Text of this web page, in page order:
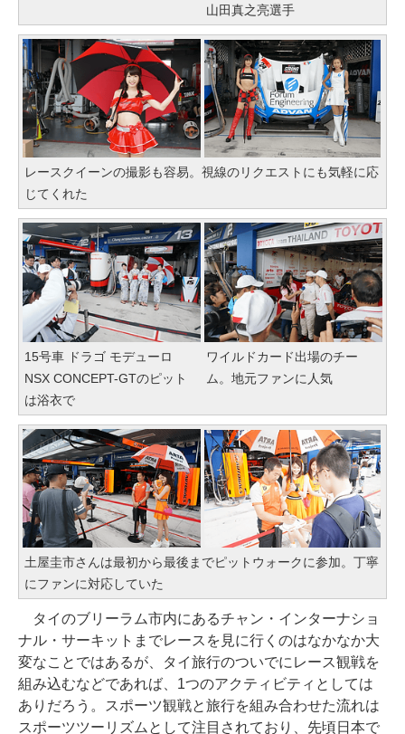
山田真之亮選手
レースクイーンの撮影も容易。視線のリクエストにも気軽に応
じてくれた
15号車 ドラゴ モデューロ
NSX CONCEPT-GTのピット
は浴衣で
ワイルドカード出場のチー
ム。地元ファンに人気
土屋圭市さんは最初から最後までピットウォークに参加。丁寧
にファンに対応していた
タイのブリーラム市内にあるチャン・インターナショ
ナル・サーキットまでレースを見に行くのはなかなか大
変なことではあるが、タイ旅行のついでにレース観戦を
組み込むなどであれば、1つのアクティビティとしては
ありだろう。スポーツ観戦と旅行を組み合わせた流れは
スポーツツーリズムとして注目されており、先頃日本で